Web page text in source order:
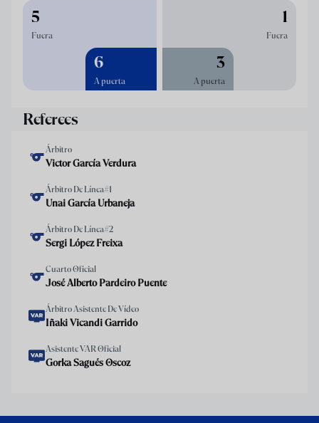
5
Fuera
6
A puerta
1
Fuera
3
A puerta
Referees
Árbitro
Victor García Verdura
Árbitro De Línea#1
Unai García Urbaneja
Árbitro De Línea#2
Sergi López Freixa
Cuarto Oficial
José Alberto Pardeiro Puente
Árbitro Asistente De Vídeo
Iñaki Vicandi Garrido
Asistente VAR Oficial
Gorka Sagués Oscoz